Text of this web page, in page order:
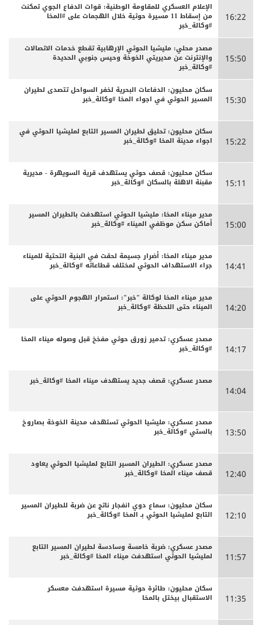
16:22
الإعلام العسكري للمقاومة الوطنية: قوات الدفاع الجوي تمكنت
من إسقاط 11 مسيرة حوثية خلال الهجمات على #المخا
#وكالة_خبر
15:50
مصدر محلي: مليشيا الحوثي الإرهابية تقطع خدمات الاتصالات
والإنترنت عن مديريتي الخوخة وحيس جنوبي الحديدة
#وكالة_خبر
15:30
سكان محليون: الدفاعات البحرية لخفر السواحل تتصدى لطيران
المسير الحوثي في اجواء المخا #وكالة_خبر
15:22
سكان محليون: تحليق لطيران المسير التابع لمليشيا الحوثي في
اجواء مدينة المخا #وكالة_خبر
15:11
سكان محليون: قصف حوثي يستهدف قرية السويهرة - مديرية
مقبنة الاهلة بالسكان #وكالة_خبر
15:00
مدير ميناء المخا: مليشيا الحوثي استهدفت بالطيران المسير
أماكن سكن موظفي الميناء #وكالة_خبر
14:41
مدير ميناء المخا: أضرار جسيمة لحقت في البنية التحتية للميناء
جراء الاستهداف الحوثي لمختلف قطاعاته #وكالة_خبر
14:20
مدير ميناء المخا لوكالة "خبر": استمرار الهجوم الحوثي على
الميناء حتى اللحظة #وكالة_خبر
14:17
مصدر عسكري: تدمير زورق حوثي مفخخ قبل وصوله ميناء المخا
#وكالة_خبر
14:04
مصدر عسكري: قصف جديد يستهدف ميناء المخا #وكالة_خبر
13:50
مصدر عسكري: مليشيا الحوثي تستهدف مدينة الخوخة بصاروخ
بالستي #وكالة_خبر
12:40
مصدر عسكري: الطيران المسير التابع لمليشيا الحوثي يعاود
قصف ميناء المخا #وكالة_خبر
12:10
سكان محليون: سماع دوي انفجار ناتج عن ضربة للطيران المسير
التابع لمليشيا الحوثي بـ المخا #وكالة_خبر
11:57
مصدر عسكري: ضربة خامسة وسادسة لطيران المسير التابع
لمليشيا الحوثي استهدفت ميناء المخا #وكالة_خبر
11:35
سكان محليون: طائرة حوثية مسيرة استهدفت معسكر
الاستقبال بيختل بالمخا